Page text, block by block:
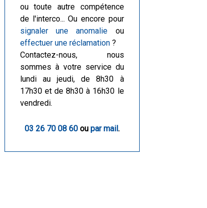
ou toute autre compétence
de l'interco... Ou encore pour
signaler une anomalie ou
effectuer une réclamation?
Contactez-nous, nous
sommes à votre service du
lundi au jeudi, de 8h30 à
17h30 et de 8h30 à 16h30 le
vendredi.
03 26 70 08 60ou par mail.